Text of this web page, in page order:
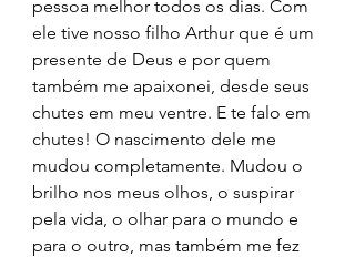
pessoa melhor todos os dias. Com
ele tive nosso filho Arthur que é um
presente de Deus e por quem
também me apaixonei, desde seus
chutes em meu ventre. E te falo em
chutes! O nascimento dele me
mudou completamente. Mudou o
brilho nos meus olhos, o suspirar
pela vida, o olhar para o mundo e
para o outro, mas também me fez